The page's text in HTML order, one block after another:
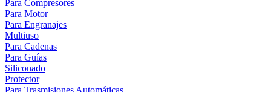
Para Compresores
Para Motor
Para Engranajes
Multiuso
Para Cadenas
Para Guías
Siliconado
Protector
Para Trasmisiones Automáticas